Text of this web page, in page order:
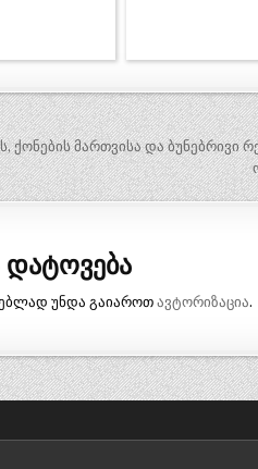
ქონების მართვისა და ბუნებრივი
უნდა გაიაროთავტორიზაცია.